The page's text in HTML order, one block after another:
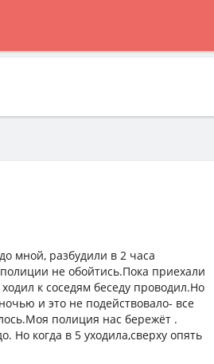
мной, разбудили в 2 часа
не обойтись.Пока приехали
к соседям беседу проводил.Но
и это не подействовало- все
полиция нас бережёт .
Но когда в 5 уходила,сверху опять